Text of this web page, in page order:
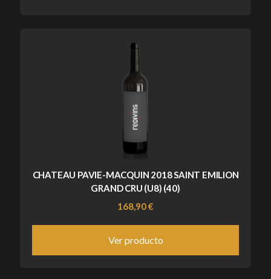
CHATEAU PAVIE-MACQUIN 2018 SAINT EMILION
GRAND CRU (U8) (40)
168,90 €
Ver producto